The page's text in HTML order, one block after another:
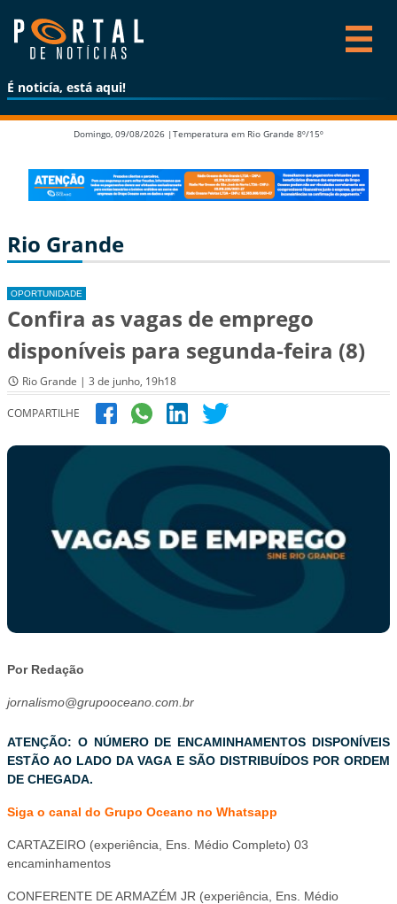
É noticía, está aqui!
Domingo, 09/08/2026 | Temperatura em Rio Grande 8º/15º
Rio Grande
OPORTUNIDADE
Confira as vagas de emprego
disponíveis para segunda-feira (8)
Rio Grande | 3 de junho, 19h18
COMPARTILHE
Por Redação
jornalismo@grupooceano.com.br
ATENÇÃO: O NÚMERO DE ENCAMINHAMENTOS DISPONÍVEIS
ESTÃO AO LADO DA VAGA E SÃO DISTRIBUÍDOS POR ORDEM
DE CHEGADA.
Siga o canal do Grupo Oceano no Whatsapp
CARTAZEIRO (experiência, Ens. Médio Completo) 03
encaminhamentos
CONFERENTE DE ARMAZÉM JR (experiência, Ens. Médio